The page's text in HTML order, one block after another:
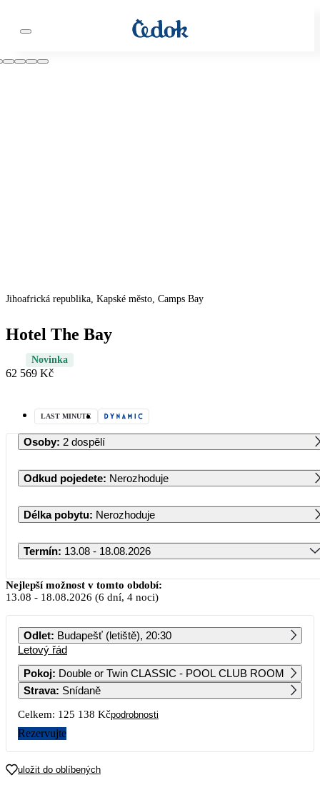
Jihoafrická republika, Kapské město, Camps Bay
Hotel The Bay
Novinka
62 569 Kč
LAST MINUTE
Osoby: 2 dospělí
Odkud pojedete: Nerozhoduje
Délka pobytu: Nerozhoduje
Termín: 13.08 - 18.08.2026
Srpen 2026
PO ÚT ST ČT PÁ SO NE
3
17
Nejlepší možnost v tomto období:
13.08 - 18.08.2026 (6 dní, 4 noci)
Odlet: Budapešť (letiště), 20:30
Letový řád
Pokoj: Double or Twin CLASSIC - POOL CLUB ROOM
Strava: Snídaně
Celkem: 125 138 Kčpodrobnosti
Rezervujte
uložit do oblíbených